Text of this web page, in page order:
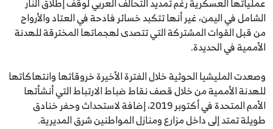
الشامل في اليمن، غير أنها تتكبد خسائر فادحة في العتاد والأرواح
من قبل القوات المشتركة التي تتصدى لهجماتها المخترقة للهدنة
الأممية في الحديدة.
وصعدت المليشيا الحوثية خلال الفترة الأخيرة خروقاتها وانتهاكاتها
للهدنة الأممية من خلال قصف نقاط ضباط الارتباط التي أنشأتها
الأمم المتحدة في أكتوبر 2019، إضافة لاستحداث وحفر خنادق
طويلة تمتد إلى داخل مزارع ومنازل المواطنين شرق المديرية.